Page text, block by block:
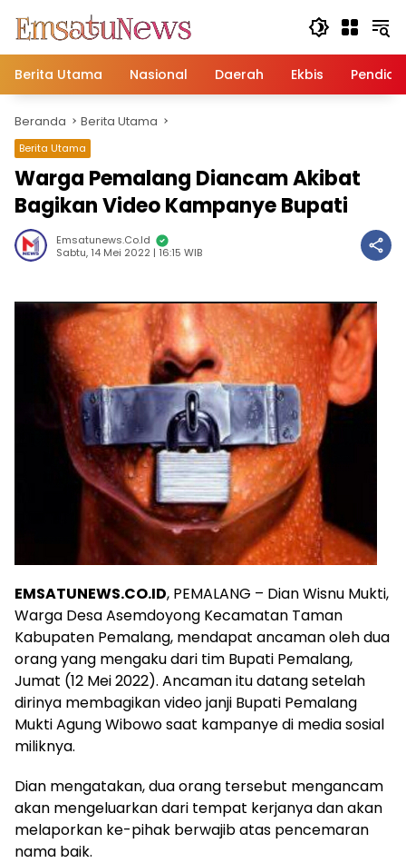
konten
Berita Utama
Nasional Daerah Ekbis
Beranda Berita Utama
Berita Utama
Warga Pemalang Diancam Akibat
Bagikan Video Kampanye Bupati
Emsatunews.co.id
Sabtu, 14 Mei 2022 | 16:15 WIB
EMSATUNEWS.CO.ID, PEMALANG – Dian Wisnu Mukti,
Warga Desa Asemdoyong Kecamatan Taman
Kabupaten Pemalang, mendapat ancaman oleh dua
orang yang mengaku dari tim Bupati Pemalang,
Jumat (12 Mei 2022). Ancaman itu datang setelah
dirinya membagikan video janji Bupati Pemalang
Mukti Agung Wibowo saat kampanye di media sosial
miliknya.
Dian mengatakan, dua orang tersebut mengancam
akan mengeluarkan dari tempat kerjanya dan akan
melaporkan ke-pihak berwajib atas pencemaran
nama baik.